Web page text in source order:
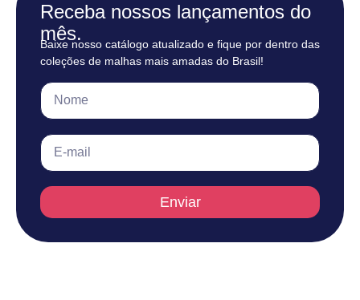
Receba nossos lançamentos do
mês.
Baixe nosso catálogo atualizado e fique por dentro das
coleções de malhas mais amadas do Brasil!
Enviar